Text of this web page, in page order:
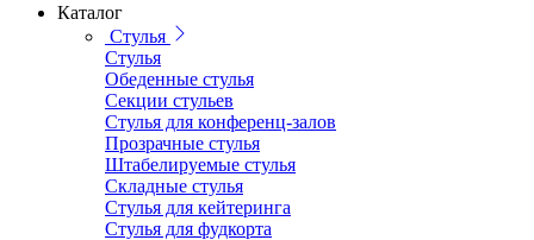
Каталог
Стулья
Стулья
Обеденные стулья
Секции стульев
Стулья для конференц-залов
Прозрачные стулья
Штабелируемые стулья
Складные стулья
Стулья для кейтеринга
Стулья для фудкорта